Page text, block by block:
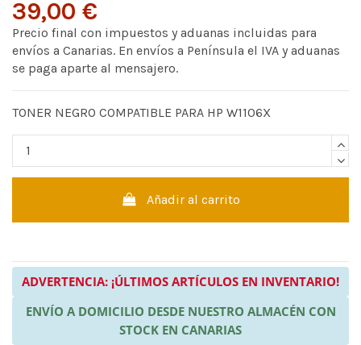
39,00 €
Precio final con impuestos y aduanas incluidas para
envíos a Canarias. En envíos a Península el IVA y aduanas
se paga aparte al mensajero.
TONER NEGRO COMPATIBLE PARA HP W1106X
Añadir al carrito
ADVERTENCIA: ¡ÚLTIMOS ARTÍCULOS EN INVENTARIO!
ENVÍO A DOMICILIO DESDE NUESTRO ALMACÉN CON
STOCK EN CANARIAS